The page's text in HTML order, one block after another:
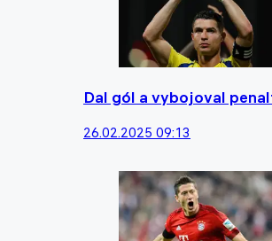
Dal gól a vybojoval
26.02.2025 09:13